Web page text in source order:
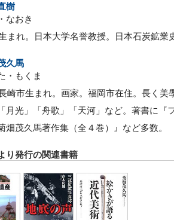
樹
なおき
まれ。日本大学名誉教授。日本石炭鉱業
久馬
・もくま
崎市生まれ。画家。福岡市在住。長く
月光」「舟歌」「天河」など。著書に『
畑茂久馬著作集（全４巻）』など多数。
り発行の関連書籍